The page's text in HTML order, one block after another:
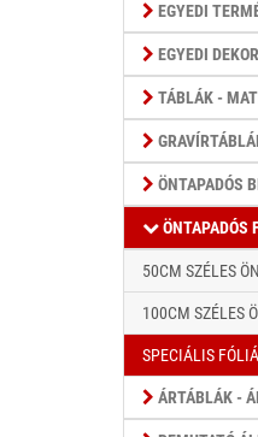
EGYEDI
EGYEDI
TÁBLÁK -
ÖNTAPADÓS
ÖNTAPADÓS
50CM SZÉLES
100CM SZÉLES
SPECIÁLIS
ÁRTÁBLÁK -